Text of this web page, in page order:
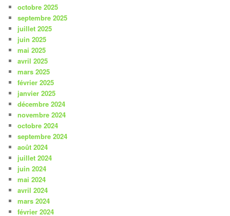
octobre 2025
septembre 2025
juillet 2025
juin 2025
mai 2025
avril 2025
mars 2025
février 2025
janvier 2025
décembre 2024
novembre 2024
octobre 2024
septembre 2024
août 2024
juillet 2024
juin 2024
mai 2024
avril 2024
mars 2024
février 2024